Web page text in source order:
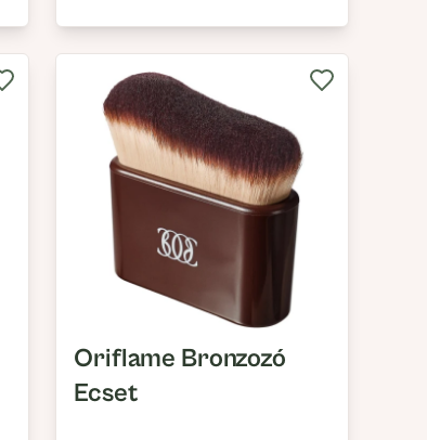
Oriflame Bronzozó
Ecset